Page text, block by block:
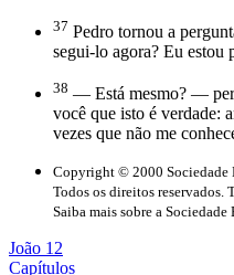
37 Pedro tornou a
segui-lo agora? Eu estou
38 — Está mesmo? —
você que isto é verdade:
vezes que não me
Copyright © 2000
Todos os direitos
Saiba mais sobre a
João 12
Capítulos